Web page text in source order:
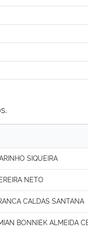
SIQUEIRA
NETO
CALDAS SANTANA
BONNIEK ALMEIDA